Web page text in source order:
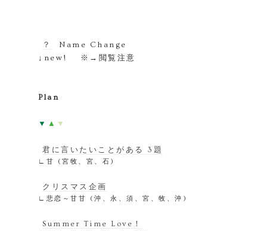
？
Name Change
↓new! ※→閲覧注意
Plan
▼ ▲ ▼
君に言いたいことがある 3題
∟甘 (宮牧、宮、石)
クリスマス企画
∟悲恋～甘甘 (沖、永、須、宮、牧、沖)
Summer Time Love！